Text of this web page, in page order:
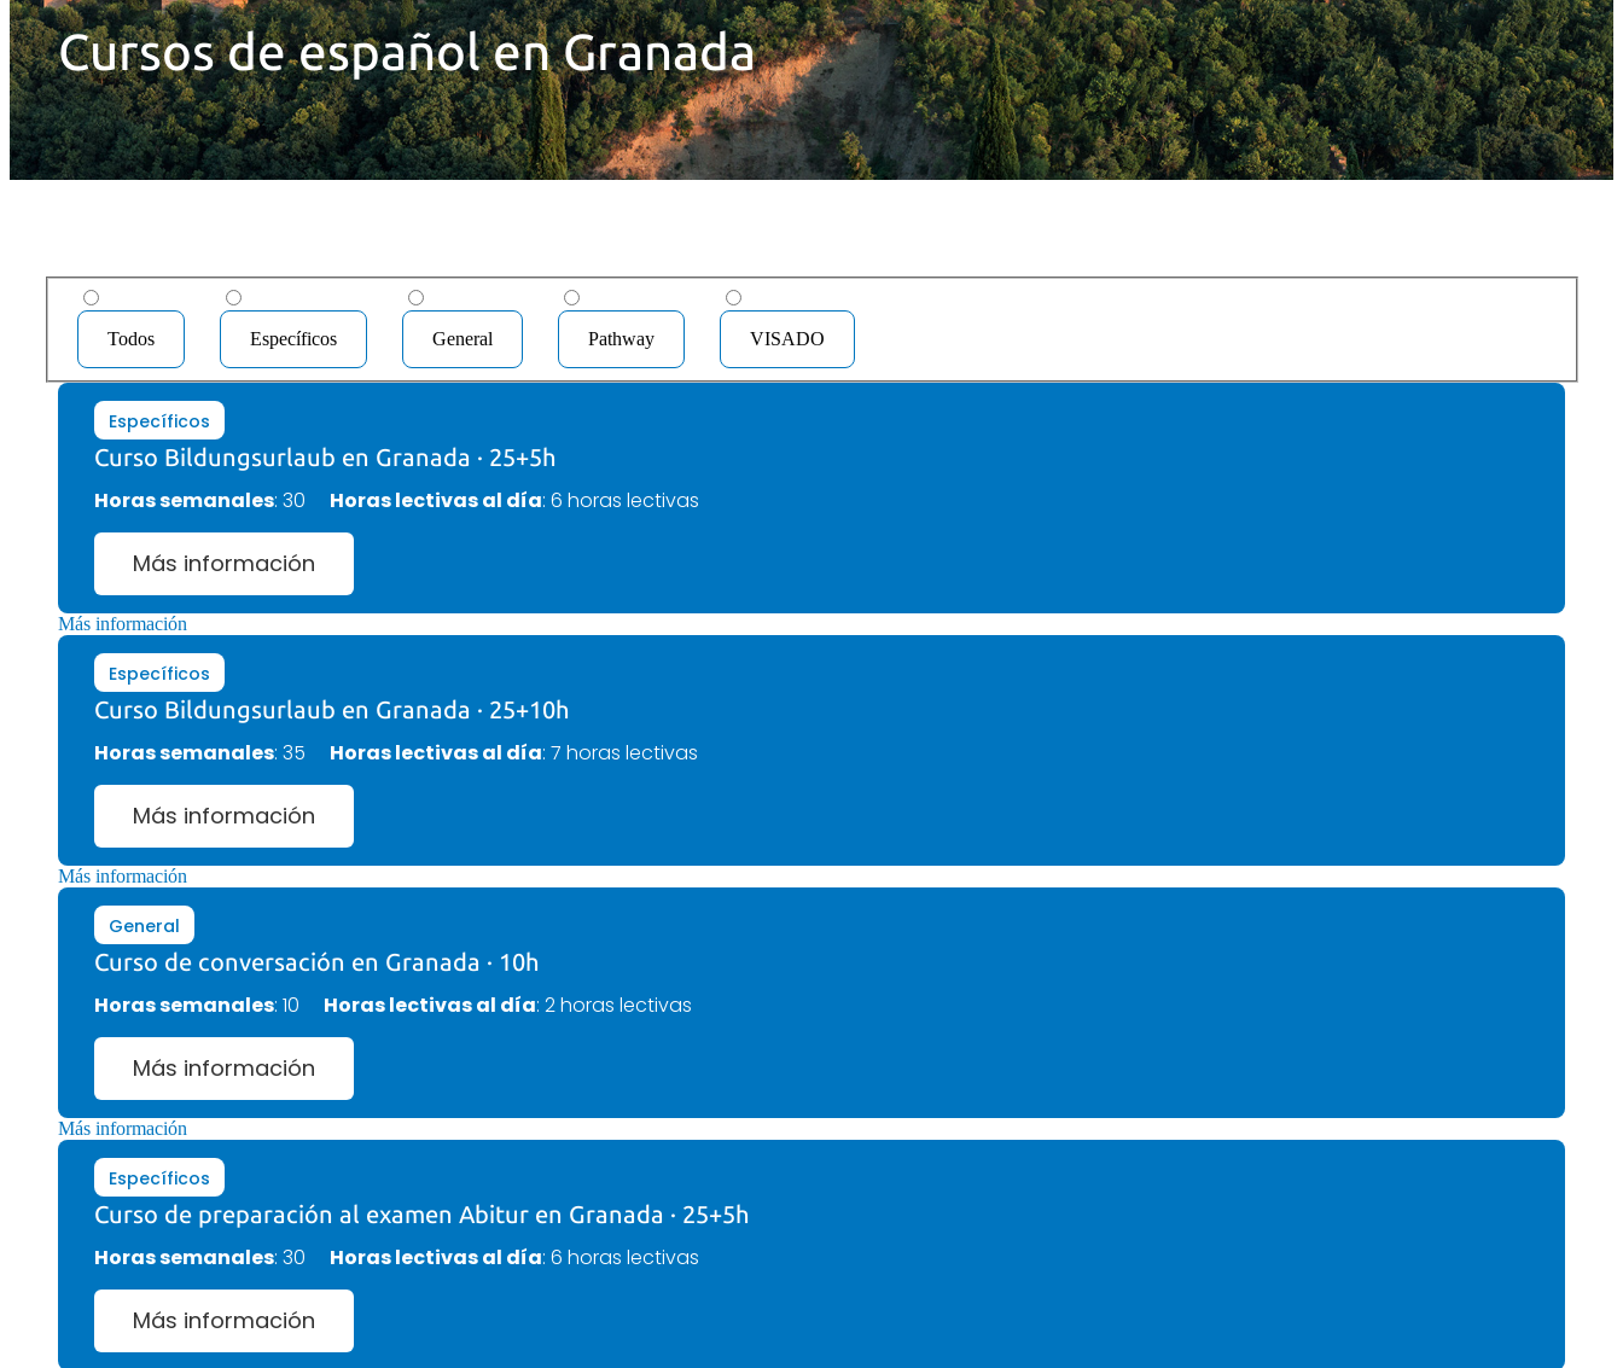
Cursos de español en Granada
Todos Específicos General Pathway VISADO
Específicos
Curso Bildungsurlaub en Granada · 25+5h
Horas semanales: 30 Horas lectivas al día: 6 horas lectivas
Más información
Más información
Específicos
Curso Bildungsurlaub en Granada · 25+10h
Horas semanales: 35 Horas lectivas al día: 7 horas lectivas
Más información
Más información
General
Curso de conversación en Granada · 10h
Horas semanales: 10 Horas lectivas al día: 2 horas lectivas
Más información
Más información
Específicos
Curso de preparación al examen Abitur en Granada · 25+5h
Horas semanales: 30 Horas lectivas al día: 6 horas lectivas
Más información